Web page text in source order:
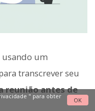
usando um
transcrever seu
reunião antes de
" para obter
OK